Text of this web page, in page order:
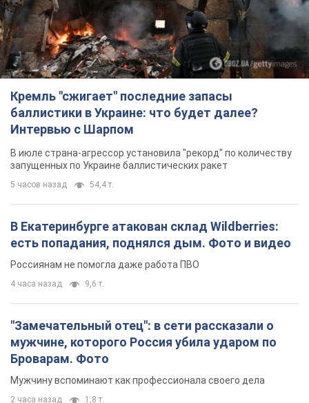
Кремль "сжигает" последние запасы
баллистики в Украине: что будет далее?
Интервью с Шарпом
В июле страна-агрессор установила "рекорд" по количеству
запущенных по Украине баллистических ракет
5 часов назад 54,4 т.
В Екатеринбурге атакован склад Wildberries:
есть попадания, поднялся дым. Фото и видео
Россиянам не помогла даже работа ПВО
4 часа назад 9,6 т.
"Замечательный отец": в сети рассказали о
мужчине, которого Россия убила ударом по
Броварам. Фото
Мужчину вспоминают как профессионала своего дела
2 часа назад 1,8 т.